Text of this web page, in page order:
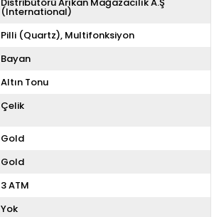
(International)
Pilli (Quartz) Multifonksiyon
Bayan
Altın Tonu
Çelik
Gold
Gold
3 ATM
Yok